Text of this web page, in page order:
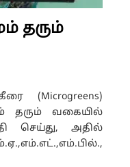
தரும்
(Microgreens)
வகையில்
செய்து, அதில்